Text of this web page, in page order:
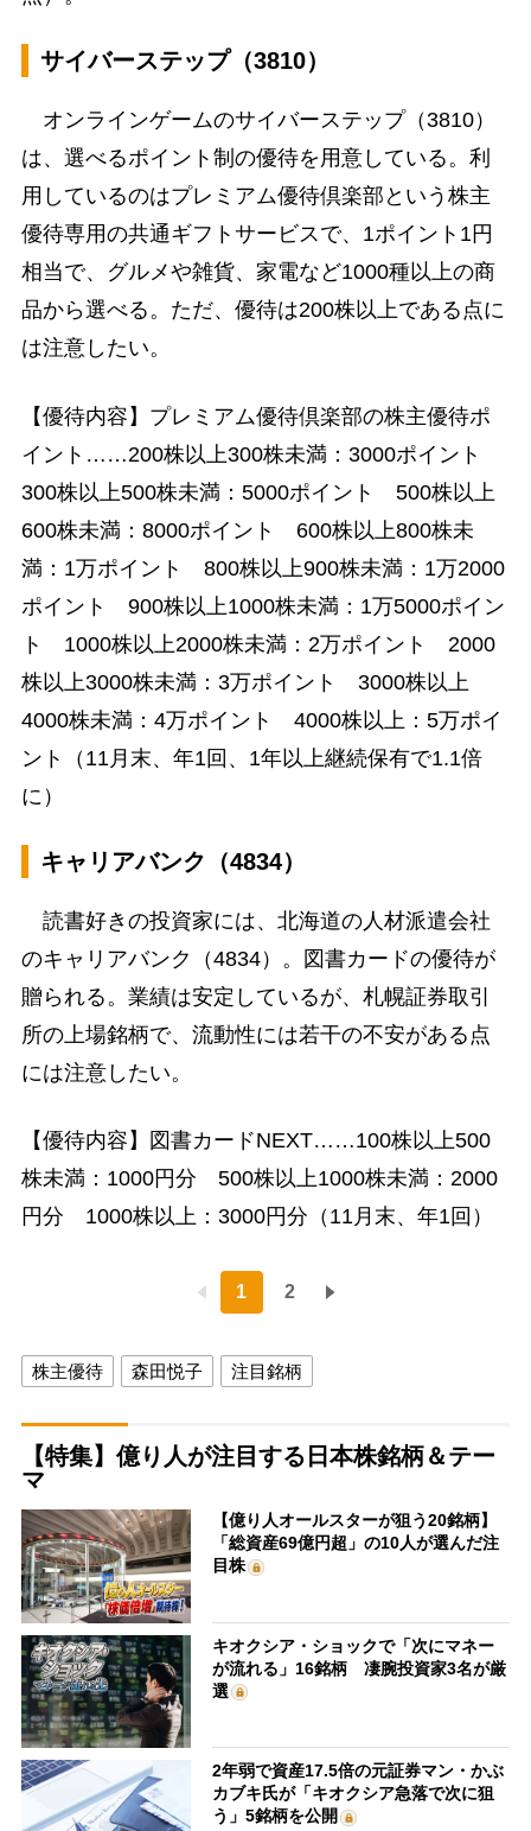
サイバーステップ（3810）
オンラインゲームのサイバーステップ（3810）
は、選べるポイント制の優待を用意している。利
用しているのはプレミアム優待倶楽部という株主
優待専用の共通ギフトサービスで、1ポイント1円
相当で、グルメや雑貨、家電など1000種以上の商
品から選べる。ただ、優待は200株以上である点に
は注意したい。
【優待内容】プレミアム優待倶楽部の株主優待ポ
イント……200株以上300株未満：3000ポイント
300株以上500株未満：5000ポイント 500株以上
600株未満：8000ポイント 600株以上800株未
満：1万ポイント 800株以上900株未満：1万2000
ポイント 900株以上1000株未満：1万5000ポイン
ト 1000株以上2000株未満：2万ポイント 2000
株以上3000株未満：3万ポイント 3000株以上
4000株未満：4万ポイント 4000株以上：5万ポイ
ント（11月末、年1回、1年以上継続保有で1.1倍
に）
キャリアバンク（4834）
読書好きの投資家には、北海道の人材派遣会社
のキャリアバンク（4834）。図書カードの優待が
贈られる。業績は安定しているが、札幌証券取引
所の上場銘柄で、流動性には若干の不安がある点
には注意したい。
【優待内容】図書カードNEXT……100株以上500
株未満：1000円分 500株以上1000株未満：2000
円分 1000株以上：3000円分（11月末、年1回）
1 2
株主優待 森田悦子 注目銘柄
【特集】億り人が注目する日本株銘柄＆テー
マ
【億り人オールスターが狙う20銘柄】
「総資産69億円超」の10人が選んだ注
目株
キオクシア・ショックで「次にマネー
が流れる」16銘柄 凄腕投資家3名が厳
選
2年弱で資産17.5倍の元証券マン・かぶ
カブキ氏が「キオクシア急落で次に狙
う」5銘柄を公開